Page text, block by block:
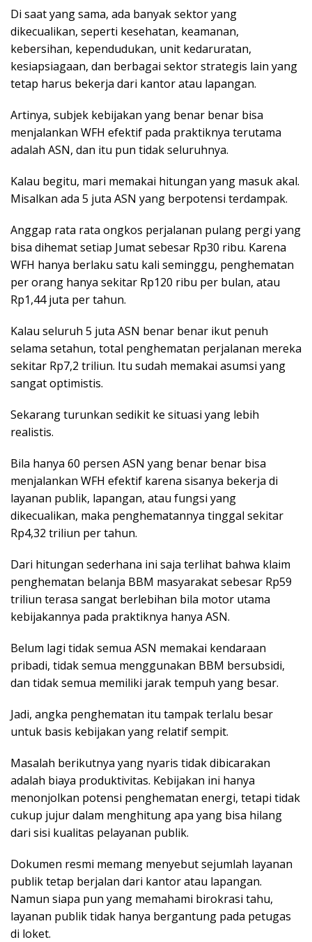
Di saat yang sama, ada banyak sektor yang
dikecualikan, seperti kesehatan, keamanan,
kebersihan, kependudukan, unit kedaruratan,
kesiapsiagaan, dan berbagai sektor strategis lain yang
tetap harus bekerja dari kantor atau lapangan.
Artinya, subjek kebijakan yang benar benar bisa
menjalankan WFH efektif pada praktiknya terutama
adalah ASN, dan itu pun tidak seluruhnya.
Kalau begitu, mari memakai hitungan yang masuk akal.
Misalkan ada 5 juta ASN yang berpotensi terdampak.
Anggap rata rata ongkos perjalanan pulang pergi yang
bisa dihemat setiap Jumat sebesar Rp30 ribu. Karena
WFH hanya berlaku satu kali seminggu, penghematan
per orang hanya sekitar Rp120 ribu per bulan, atau
Rp1,44 juta per tahun.
Kalau seluruh 5 juta ASN benar benar ikut penuh
selama setahun, total penghematan perjalanan mereka
sekitar Rp7,2 triliun. Itu sudah memakai asumsi yang
sangat optimistis.
Sekarang turunkan sedikit ke situasi yang lebih
realistis.
Bila hanya 60 persen ASN yang benar benar bisa
menjalankan WFH efektif karena sisanya bekerja di
layanan publik, lapangan, atau fungsi yang
dikecualikan, maka penghematannya tinggal sekitar
Rp4,32 triliun per tahun.
Dari hitungan sederhana ini saja terlihat bahwa klaim
penghematan belanja BBM masyarakat sebesar Rp59
triliun terasa sangat berlebihan bila motor utama
kebijakannya pada praktiknya hanya ASN.
Belum lagi tidak semua ASN memakai kendaraan
pribadi, tidak semua menggunakan BBM bersubsidi,
dan tidak semua memiliki jarak tempuh yang besar.
Jadi, angka penghematan itu tampak terlalu besar
untuk basis kebijakan yang relatif sempit.
Masalah berikutnya yang nyaris tidak dibicarakan
adalah biaya produktivitas. Kebijakan ini hanya
menonjolkan potensi penghematan energi, tetapi tidak
cukup jujur dalam menghitung apa yang bisa hilang
dari sisi kualitas pelayanan publik.
Dokumen resmi memang menyebut sejumlah layanan
publik tetap berjalan dari kantor atau lapangan.
Namun siapa pun yang memahami birokrasi tahu,
layanan publik tidak hanya bergantung pada petugas
di loket.